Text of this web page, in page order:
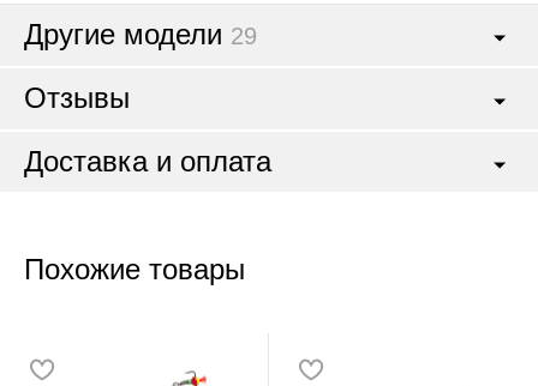
Другие модели 29
Отзывы
Доставка и оплата
Похожие товары